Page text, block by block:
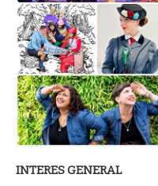
INTERES GENERAL